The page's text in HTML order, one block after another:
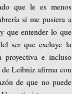
que le es menos
si me pusiera a
que entender lo que
ser que excluye la
proyectiva e incluso
de Leibniz afirma con
de que no puede